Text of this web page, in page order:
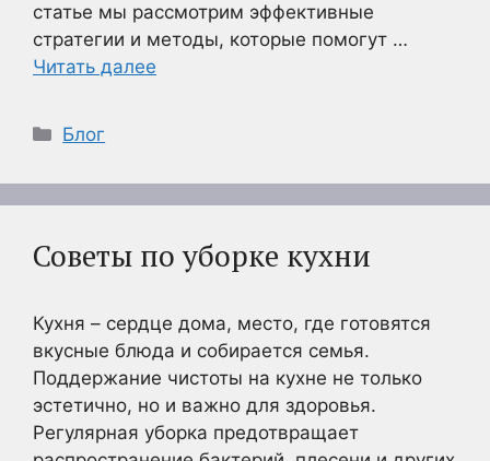
статье мы рассмотрим эффективные
стратегии и методы, которые помогут …
Читать далее
Рубрики
Блог
Советы по уборке кухни
Кухня – сердце дома, место, где готовятся
вкусные блюда и собирается семья.
Поддержание чистоты на кухне не только
эстетично, но и важно для здоровья.
Регулярная уборка предотвращает